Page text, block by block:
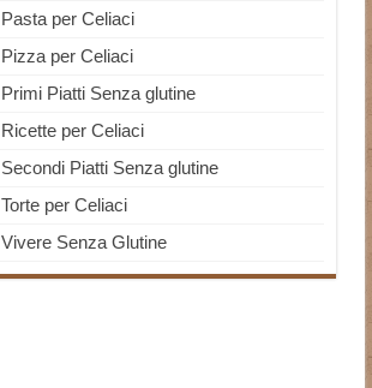
Pasta per Celiaci
Pizza per Celiaci
Primi Piatti Senza glutine
Ricette per Celiaci
Secondi Piatti Senza glutine
Torte per Celiaci
Vivere Senza Glutine